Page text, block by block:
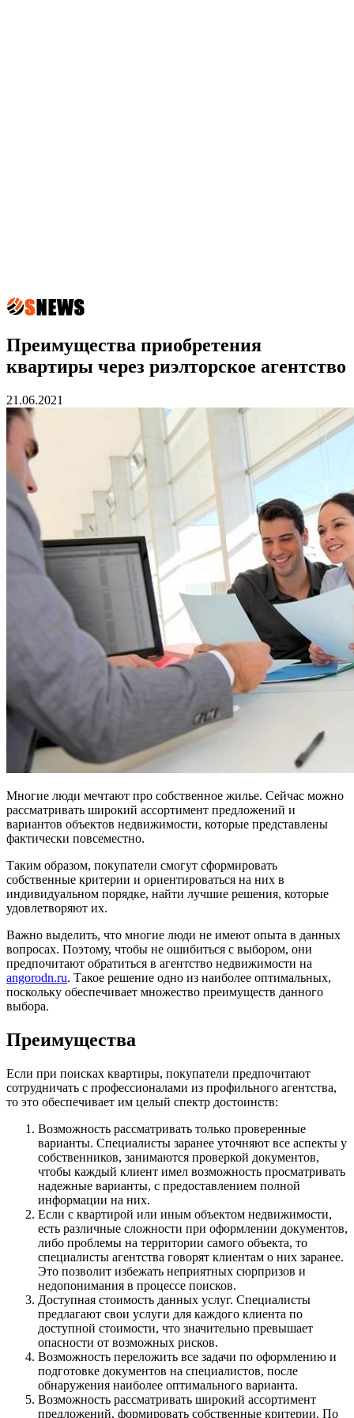
Преимущества приобретения
квартиры через риэлторское агентство
21.06.2021
Многие люди мечтают про собственное жилье. Сейчас можно
рассматривать широкий ассортимент предложений и
вариантов объектов недвижимости, которые представлены
фактически повсеместно.
Таким образом, покупатели смогут сформировать
собственные критерии и ориентироваться на них в
индивидуальном порядке, найти лучшие решения, которые
удовлетворяют их.
Важно выделить, что многие люди не имеют опыта в данных
вопросах. Поэтому, чтобы не ошибиться с выбором, они
предпочитают обратиться в агентство недвижимости на
angorodn.ru. Такое решение одно из наиболее оптимальных,
поскольку обеспечивает множество преимуществ данного
выбора.
Преимущества
Если при поисках квартиры, покупатели предпочитают
сотрудничать с профессионалами из профильного агентства,
то это обеспечивает им целый спектр достоинств:
Возможность рассматривать только проверенные
варианты. Специалисты заранее уточняют все аспекты у
собственников, занимаются проверкой документов,
чтобы каждый клиент имел возможность просматривать
надежные варианты, с предоставлением полной
информации на них.
Если с квартирой или иным объектом недвижимости,
есть различные сложности при оформлении документов,
либо проблемы на территории самого объекта, то
специалисты агентства говорят клиентам о них заранее.
Это позволит избежать неприятных сюрпризов и
недопонимания в процессе поисков.
Доступная стоимость данных услуг. Специалисты
предлагают свои услуги для каждого клиента по
доступной стоимости, что значительно превышает
опасности от возможных рисков.
Возможность переложить все задачи по оформлению и
подготовке документов на специалистов, после
обнаружения наиболее оптимального варианта.
Возможность рассматривать широкий ассортимент
предложений, формировать собственные критерии. По